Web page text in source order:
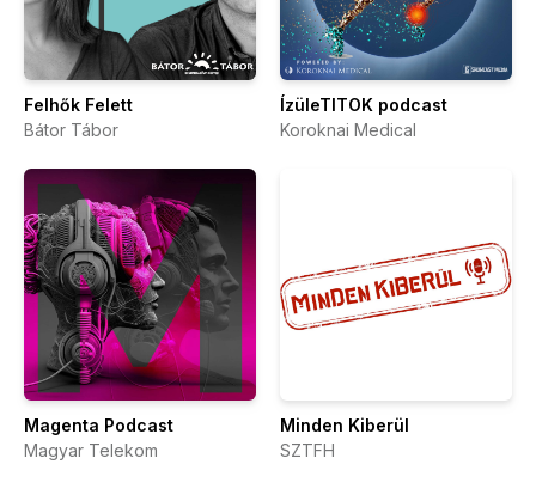
Felhők Felett
Bátor Tábor
ÍzüleTITOK podcast
Koroknai Medical
Magenta Podcast
Magyar Telekom
Minden Kiberül
SZTFH